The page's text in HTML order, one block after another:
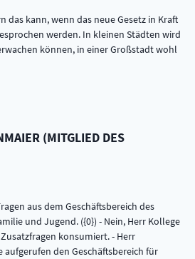
das kann, wenn das neue Gesetz in Kraft
werden. In kleinen Städten wird
können, in einer Großstadt wohl
(MITGLIED DES
aus dem Geschäftsbereich des
und Jugend. ({0}) - Nein, Herr Kollege
konsumiert. - Herr
aufgerufen den Geschäftsbereich für